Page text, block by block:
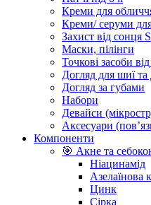
Креми для
Креми/ серуми
Захист від сонця
Маски, пілінги
Точкові засоби
Догляд для шиї та
Догляд за губами
Набори
Девайси
Аксесуари
Компоненти
🎯 Акне та
Ніацинамід
Азелаїнова
Цинк
Сірка